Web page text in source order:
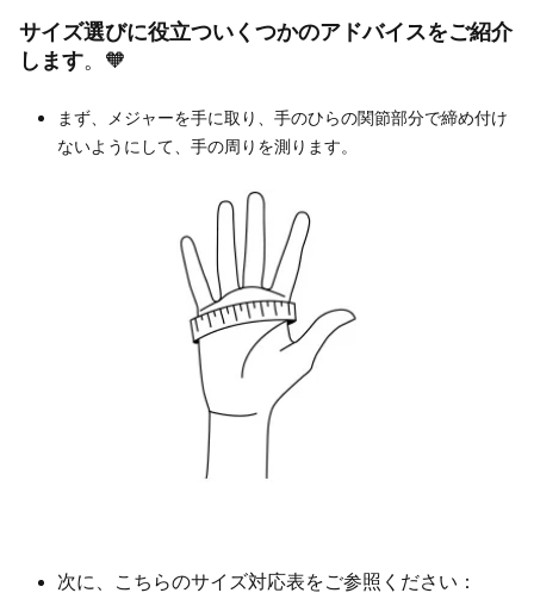
サイズ選びに役立ついくつかのアドバイスをご紹介
します。🧡
まず、メジャーを手に取り、手のひらの関節部分で締め付け
ないようにして、手の周りを測ります。
次に、こちらのサイズ対応表をご参照ください：